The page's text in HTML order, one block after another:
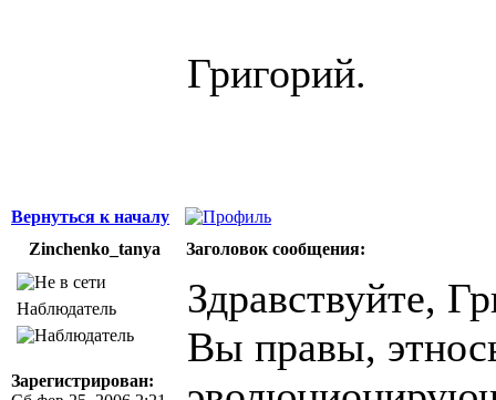
Григорий.
Вернуться к началу
Zinchenko_tanya
Заголовок сообщения:
Наблюдатель
Зарегистрирован:
Здравствуйте,
Вы правы,